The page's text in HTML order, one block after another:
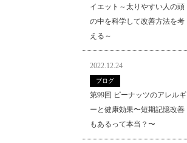
イエット～太りやすい人の頭
の中を科学して改善方法を考
える～
2022.12.24
ブログ
第99回 ピーナッツのアレルギ
ーと健康効果〜短期記憶改善
もあるって本当？〜